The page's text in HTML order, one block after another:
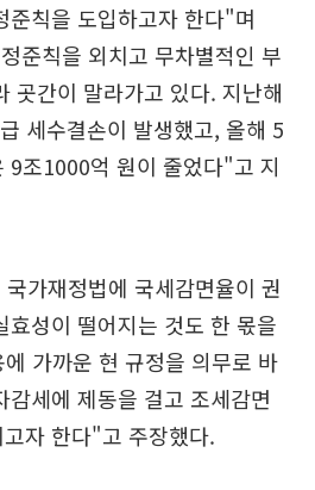
준칙을 도입하고자 한다"며
준칙을 외치고 무차별적인 부
곳간이 말라가고 있다. 지난해
세수결손이 발생했고, 올해 5
9조1000억 원이 줄었다"고 지
가재정법에 국세감면율이 권
효성이 떨어지는 것도 한 몫을
가까운 현 규정을 의무로 바
세에 제동을 걸고 조세감면
자 한다"고 주장했다.